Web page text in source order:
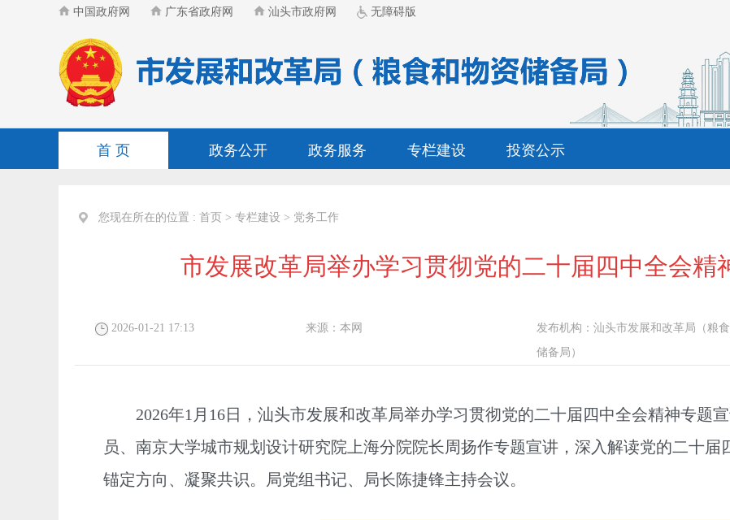
中国政府网 广东省政府网 汕头市政府网 无障碍版
首 页 政务公开 政务服务 专栏建设 投资公示
您现在所在的位置 : 首页 > 专栏建设 > 党务工作
市发展改革局举办学习贯彻党的二十届四中全会精
2026-01-21 17:13 来源：本网 发布机构：汕头市发展和改革局（粮
储备局）
2026年1月16日，汕头市发展和改革局举办学习贯彻党的二十届四中全会精神专题
员、南京大学城市规划设计研究院上海分院院长周扬作专题宣讲，深入解读党的二十
锚定方向、凝聚共识。局党组书记、局长陈捷锋主持会议。